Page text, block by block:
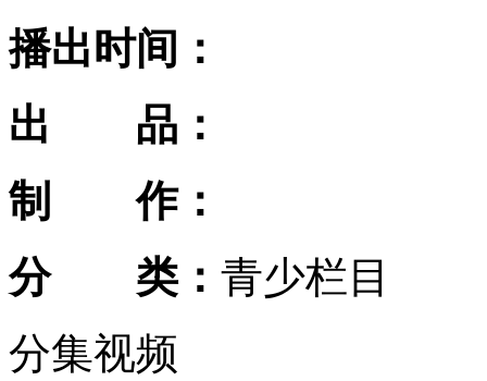
播出时间：
出 品：
制 作：
分 类： 青少栏目
分集视频